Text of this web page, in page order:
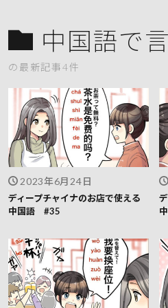
中国語で
の最新記事4件
2023年6月24日
ディープチャイナのお店で使える
中国語 #35